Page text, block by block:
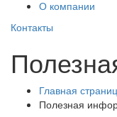
О компании
Контакты
Главная
Полезная